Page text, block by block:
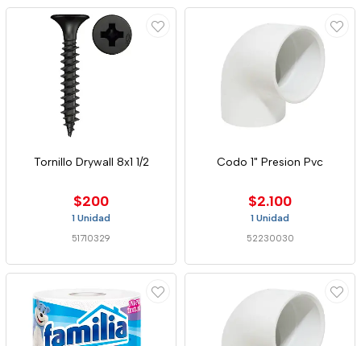
Tornillo Drywall 8x1 1/2
$200
1 Unidad
51710329
Codo 1" Presion Pvc
$2.100
1 Unidad
52230030